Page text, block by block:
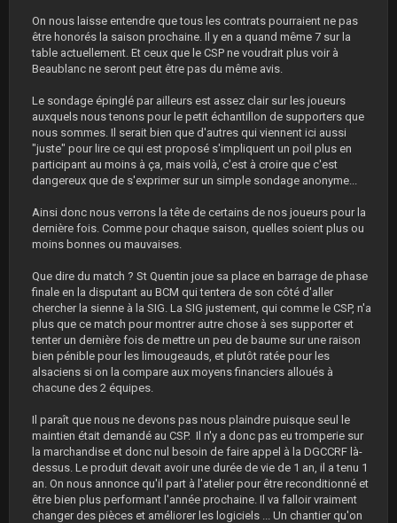
On nous laisse entendre que tous les contrats pourraient ne pas
être honorés la saison prochaine. Il y en a quand même 7 sur la
table actuellement. Et ceux que le CSP ne voudrait plus voir à
Beaublanc ne seront peut être pas du même avis.
Le sondage épinglé par ailleurs est assez clair sur les joueurs
auxquels nous tenons pour le petit échantillon de supporters que
nous sommes. Il serait bien que d'autres qui viennent ici aussi
"juste" pour lire ce qui est proposé s'impliquent un poil plus en
participant au moins à ça, mais voilà, c'est à croire que c'est
dangereux que de s'exprimer sur un simple sondage anonyme...
Ainsi donc nous verrons la tête de certains de nos joueurs pour la
dernière fois. Comme pour chaque saison, quelles soient plus ou
moins bonnes ou mauvaises.
Que dire du match ? St Quentin joue sa place en barrage de phase
finale en la disputant au BCM qui tentera de son côté d'aller
chercher la sienne à la SIG. La SIG justement, qui comme le CSP, n'a
plus que ce match pour montrer autre chose à ses supporter et
tenter un dernière fois de mettre un peu de baume sur une raison
bien pénible pour les limougeauds, et plutôt ratée pour les
alsaciens si on la compare aux moyens financiers alloués à
chacune des 2 équipes.
Il paraît que nous ne devons pas nous plaindre puisque seul le
maintien était demandé au CSP. Il n'y a donc pas eu tromperie sur
la marchandise et donc nul besoin de faire appel à la DGCCRF là-
dessus. Le produit devait avoir une durée de vie de 1 an, il a tenu 1
an. On nous annonce qu'il part à l'atelier pour être reconditionné et
être bien plus performant l'année prochaine. Il va falloir vraiment
changer des pièces et améliorer les logiciels ... Un chantier qu'on